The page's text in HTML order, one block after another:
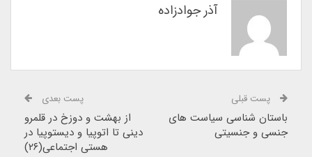
آذر جوادزاده
پست قبلی
باستان شناسی سیاست های
جنسی و جنسیتی
پست بعدی
از بهشت و دوزخ در قلمرو
دینی تا اتوپیا و دیستوپیا در
هستی اجتماعی(۲۶)